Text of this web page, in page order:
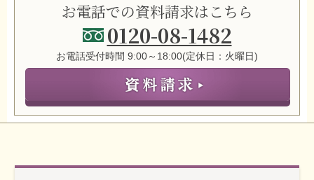
お電話での資料請求はこちら
0120-08-1482
お電話受付時間 9:00～18:00(定休日：火曜日)